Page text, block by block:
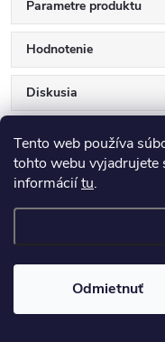
Tento web používa
tohto webu vyjadrujete
informáciítu.
Odmietnuť
Parametre produktu
Hodnotenie
Diskusia
Z
á